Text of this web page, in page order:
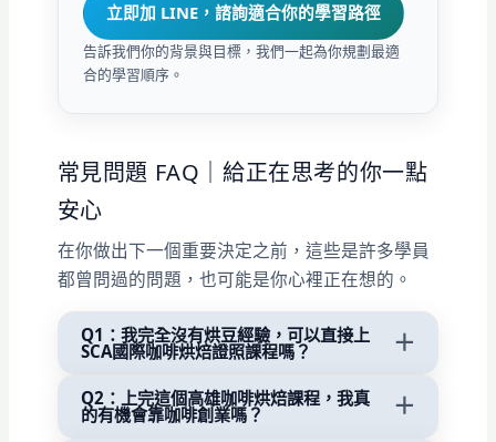
立即加 LINE，諮詢適合你的學習路徑
告訴我們你的背景與目標，我們一起為你規劃最適
合的學習順序。
常見問題 FAQ｜給正在思考的你一點
安心
在你做出下一個重要決定之前，這些是許多學員
都曾問過的問題，也可能是你心裡正在想的。
Q1：我完全沒有烘豆經驗，可以直接上
SCA國際咖啡烘焙證照課程嗎？ ＋
可以，但我們會非常建議你先從3小時烘豆課
程入門體驗 開始。先用 3 小時親手操作、感
Q2：上完這個高雄咖啡烘焙課程，我真
的有機會靠咖啡創業嗎？ ＋